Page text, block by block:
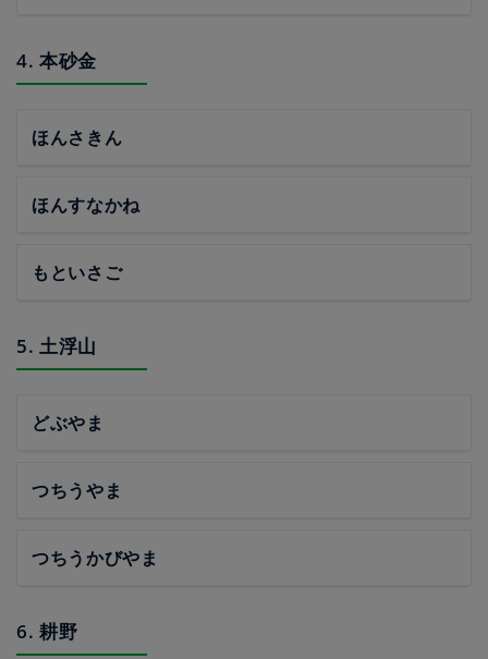
4. 本砂金
ほんさきん
ほんすなかね
もといさご
5. 土浮山
どぶやま
つちうやま
つちうかびやま
6. 耕野